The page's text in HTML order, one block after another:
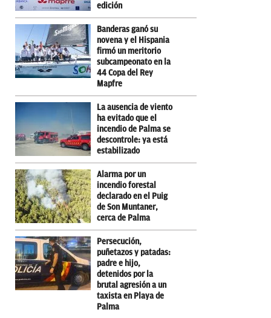
edición
Banderas ganó su
novena y el Hispania
firmó un meritorio
subcampeonato en la
44 Copa del Rey
Mapfre
La ausencia de viento
ha evitado que el
incendio de Palma se
descontrole: ya está
estabilizado
Alarma por un
incendio forestal
declarado en el Puig
de Son Muntaner,
cerca de Palma
Persecución,
puñetazos y patadas:
padre e hijo,
detenidos por la
brutal agresión a un
taxista en Playa de
Palma